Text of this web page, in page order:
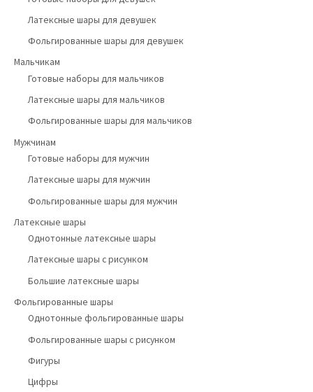
Латексные шары для девушек
Фольгированные шары для девушек
Мальчикам
Готовые наборы для мальчиков
Латексные шары для мальчиков
Фольгированные шары для мальчиков
Мужчинам
Готовые наборы для мужчин
Латексные шары для мужчин
Фольгированные шары для мужчин
Латексные шары
Однотонные латексные шары
Латексные шары с рисунком
Большие латексные шары
Фольгированные шары
Однотонные фольгированные шары
Фольгированные шары с рисунком
Фигуры
Цифры